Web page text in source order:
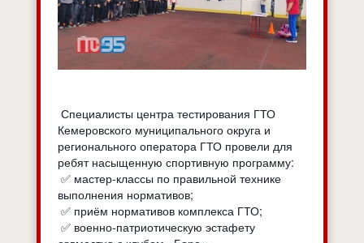
Специалисты центра тестирования ГТО
Кемеровского муниципального округа и
регионального оператора ГТО провели для
ребят насыщенную спортивную программу:
✅ мастер‑классы по правильной технике
выполнения нормативов;
✅ приём нормативов комплекса ГТО;
✅ военно‑патриотическую эстафету